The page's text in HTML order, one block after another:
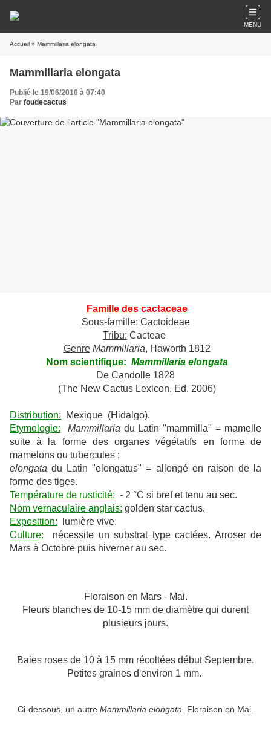
MENU
Accueil » Mammillaria elongata
Mammillaria elongata
Publié le 19/06/2010 à 07:40
Par foudecactus
Famille des cactaceae
Sous-famille: Cactoideae
Tribu: Cacteae
Genre Mammillaria, Haworth 1812
Nom scientifique: Mammillaria elongata
De Candolle 1828
(The New Cactus Lexicon, Ed. 2006)
Distribution: Mexique (Hidalgo).
Etymologie:
Mammillaria du Latin "mammilla" = mamelle
suite à la forme des organes végétatifs en forme de
mamelons ou tubercules ;
elongata du Latin "elongatus" = allongé en raison de la
forme des tiges.
Température de rusticité: - 2 °C si bref et tenu au sec.
Nom vernaculaire anglais: golden star cactus.
Exposition: lumière vive.
Culture: nécessite un substrat type cactées. Arroser de
Mars à Octobre puis hiverner au sec.
Floraison en Mars - Mai.
Fleurs blanches de 10-15 mm de diamètre qui durent
plusieurs jours.
Baies roses de 10 à 15 mm récoltées début Septembre.
Petites graines d'environ 1 mm.
Ci-dessous, un autre Mammillaria elongata . Floraison en Mai.